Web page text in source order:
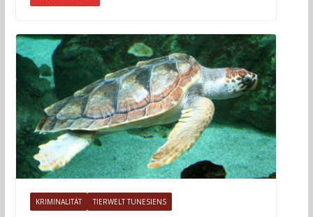
KRIMINALITÄT TIERWELT TUNESIENS